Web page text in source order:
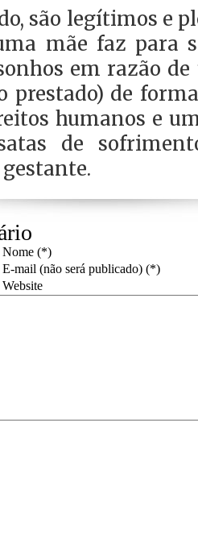
são legítimos e
mãe faz para
em razão
prestado) de
humanos e
de
Nome (*)
E-mail (não será publicado) (*)
Website